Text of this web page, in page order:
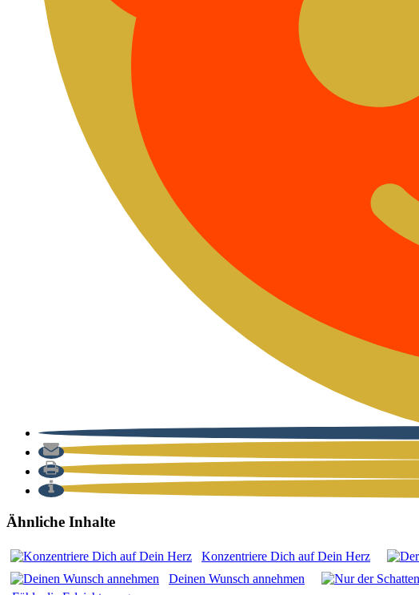
Ähnliche Inhalte
Kon­zen­trie­re Dich auf Dein Herz
Dei­nen Wunsch anneh­men